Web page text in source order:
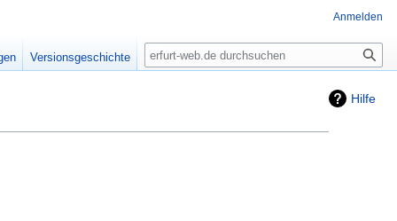
Hilfe
Anmelden
Versionsgeschichte Suche